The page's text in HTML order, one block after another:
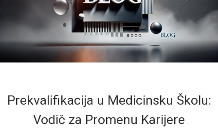
Prekvalifikacija u Medicinsku Školu:
Vodič za Promenu Karijere